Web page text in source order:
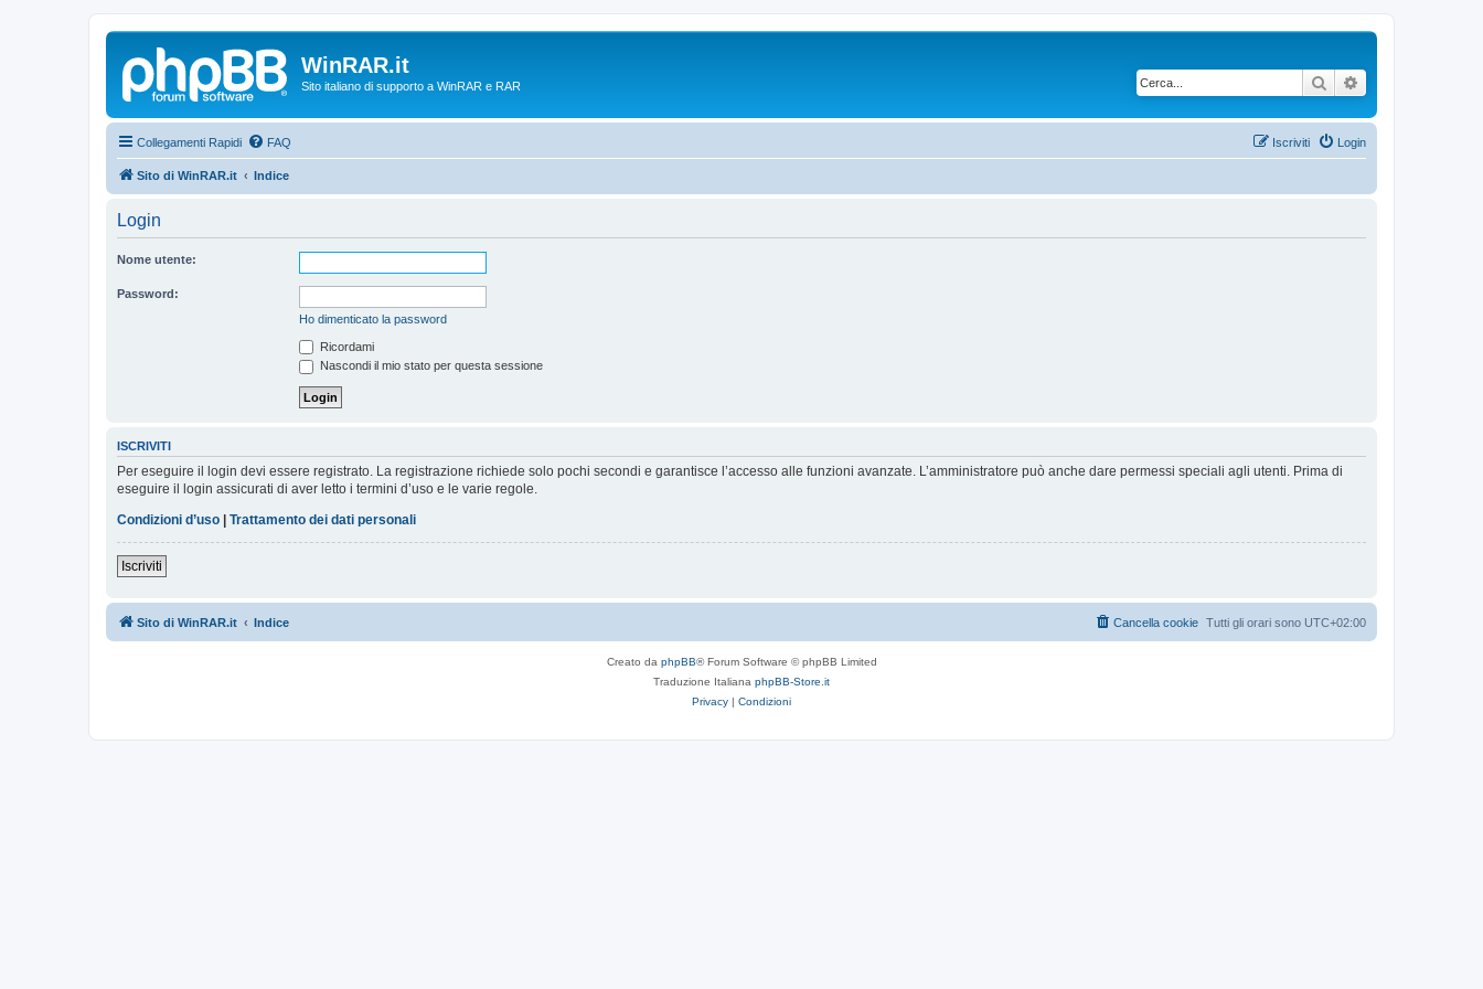
WinRAR.it
Sito italiano di supporto a WinRAR e RAR Cerca
Collegamenti Rapidi FAQ Login
Iscriviti
Sito di WinRAR.it Indice
Login
Nome utente:
Password:
Ho dimenticato la password
Ricordami
Nascondi il mio stato per questa sessione
ISCRIVITI
Per eseguire il login devi essere registrato. La registrazione richiede solo pochi secondi e garantisce l’accesso alle funzioni avanzate. L’amministratore può anche dare permessi speciali agli utenti. Prima di
eseguire il login assicurati di aver letto i termini d’uso e le varie regole.
Condizioni d’uso
Trattamento dei dati personali
Iscriviti
Sito di WinRAR.it Indice Tutti gli orari sono UTC+02:00
Cancella cookie
Creato da phpBB® Forum Software © phpBB Limited
Traduzione Italiana phpBB-Store.it
Privacy | Condizioni